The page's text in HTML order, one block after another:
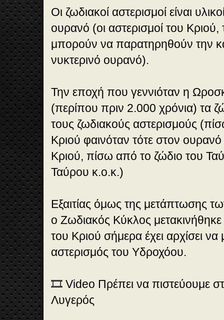
Οι ζωδιακοί αστερισμοί είναι
ουρανό (οι αστερισμοί του
μπορούν να παρατηρηθούν την
νυκτερινό ουρανό).
Την εποχή που γεννιόταν η
(περίπου πριν 2.000 χρόνια) τα
τους ζωδιακούς αστερισμούς
Κριού φαινόταν τότε στον
Κριού, πίσω από το ζώδιο του
Ταύρου κ.ο.κ.)
Εξαιτίας όμως της μετάπτωσης
ο Ζωδιακός Κύκλος
του Κριού σήμερα έχει αρχίσει να
αστερισμός του Υδροχόου.
🎞️ Video Πρέπει να πιστεύουμε
Λυγερός